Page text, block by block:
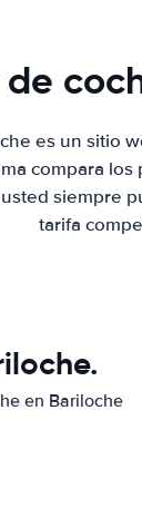
es un sitio
compara
siempre
tarifa
en Bariloche